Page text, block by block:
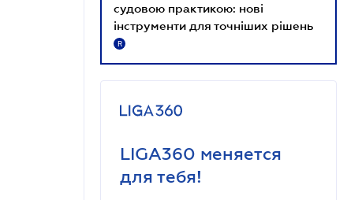
судовою практикою: нові
інструменти для точніших рішень
R
LIGA360 меняется
для тебя!